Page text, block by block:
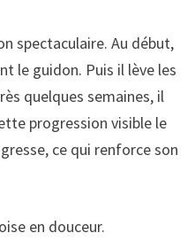
spectaculaire. Au début,
le guidon. Puis il lève les
quelques semaines, il
progression visible le
ce qui renforce son
en douceur.